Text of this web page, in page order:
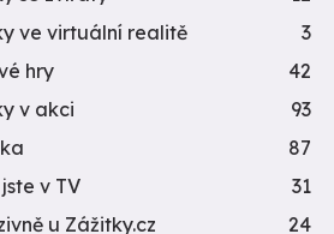
ve virtuální realitě
3
hry
42
v akci
93
87
v TV
31
u Zážitky.cz
24